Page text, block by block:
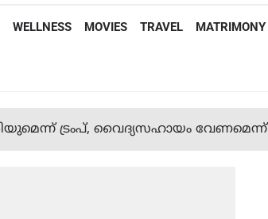
WELLNESS MOVIES TRAVEL MATRIMONY
ട്രംപ്, വൈദ്യസഹായം വേണമെന്ന്